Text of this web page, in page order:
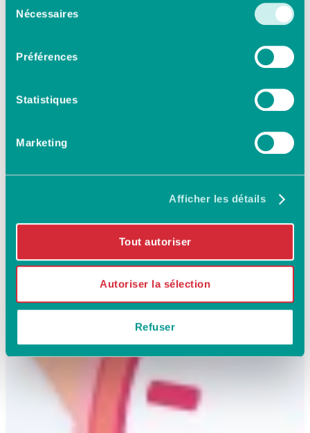
Nécessaires
Préférences
Statistiques
Marketing
Afficher les détails
Tout autoriser
Autoriser la sélection
Refuser